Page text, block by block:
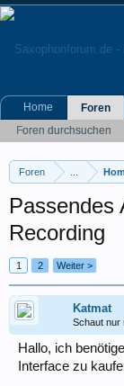
Foren
Passendes
Recording
1 2 Weiter >
Katmat
Schaut nur
Hallo, ich
Interface zu
Home
Foren
Foren durchsuchen